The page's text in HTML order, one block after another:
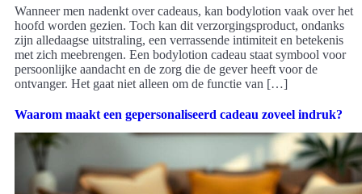
Wanneer men nadenkt over cadeaus, kan bodylotion vaak over het
hoofd worden gezien. Toch kan dit verzorgingsproduct, ondanks
zijn alledaagse uitstraling, een verrassende intimiteit en betekenis
met zich meebrengen. Een bodylotion cadeau staat symbool voor
persoonlijke aandacht en de zorg die de gever heeft voor de
ontvanger. Het gaat niet alleen om de functie van […]
Waarom maakt een gepersonaliseerd cadeau zoveel indruk?